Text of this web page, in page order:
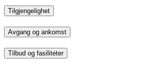
Tilgjengelighet
Avgang og ankomst
Tilbud og fasiliteter